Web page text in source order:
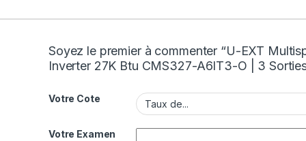
Soyez le premier à commenter “U-EXT
Inverter 27K Btu CMS327-A6IT3-O | 3
Votre Cote
Votre Examen